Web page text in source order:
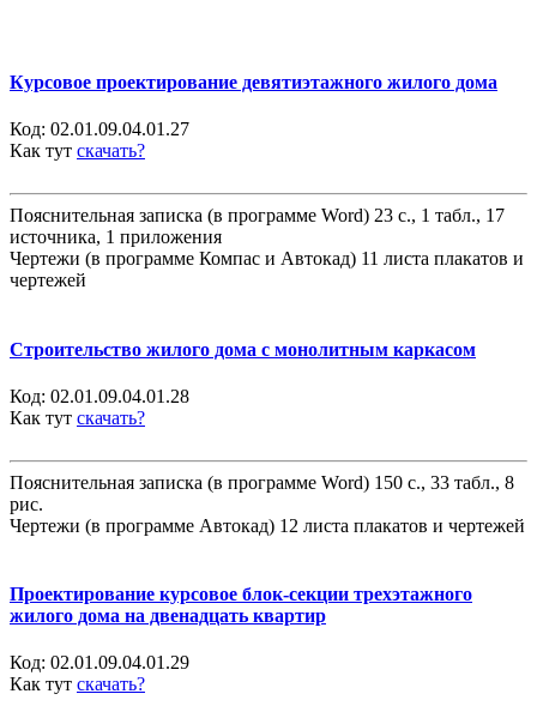
Курсовое проектирование девятиэтажного жилого дома
Код: 02.01.09.04.01.27
Как тут скачать?
Пояснительная записка (в программе Word) 23 с., 1 табл., 17
источника, 1 приложения
Чертежи (в программе Компас и Автокад) 11 листа плакатов и
чертежей
Строительство жилого дома с монолитным каркасом
Код: 02.01.09.04.01.28
Как тут скачать?
Пояснительная записка (в программе Word) 150 с., 33 табл., 8
рис.
Чертежи (в программе Автокад) 12 листа плакатов и чертежей
Проектирование курсовое блок-секции трехэтажного
жилого дома на двенадцать квартир
Код: 02.01.09.04.01.29
Как тут скачать?